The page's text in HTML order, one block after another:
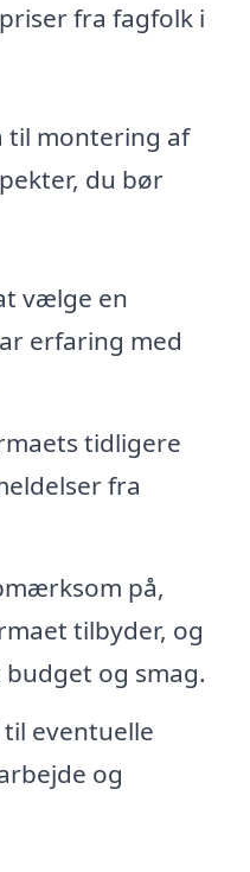
fra fagfolk i
til montering af
du bør
vælge en
erfaring med
tidligere
fra
på,
tilbyder, og
og smag.
eventuelle
og